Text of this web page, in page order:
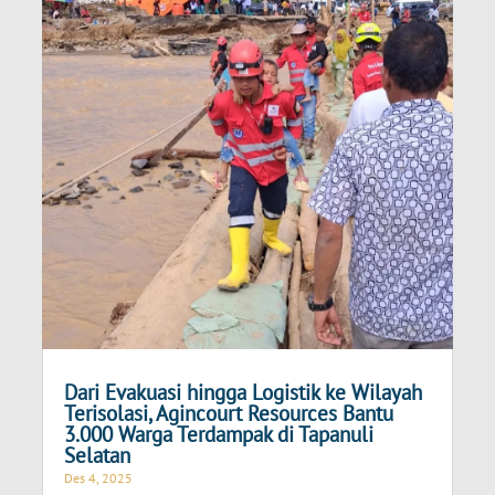
Dari Evakuasi hingga Logistik ke Wilayah
Terisolasi, Agincourt Resources Bantu
3.000 Warga Terdampak di Tapanuli
Selatan
Des 4, 2025